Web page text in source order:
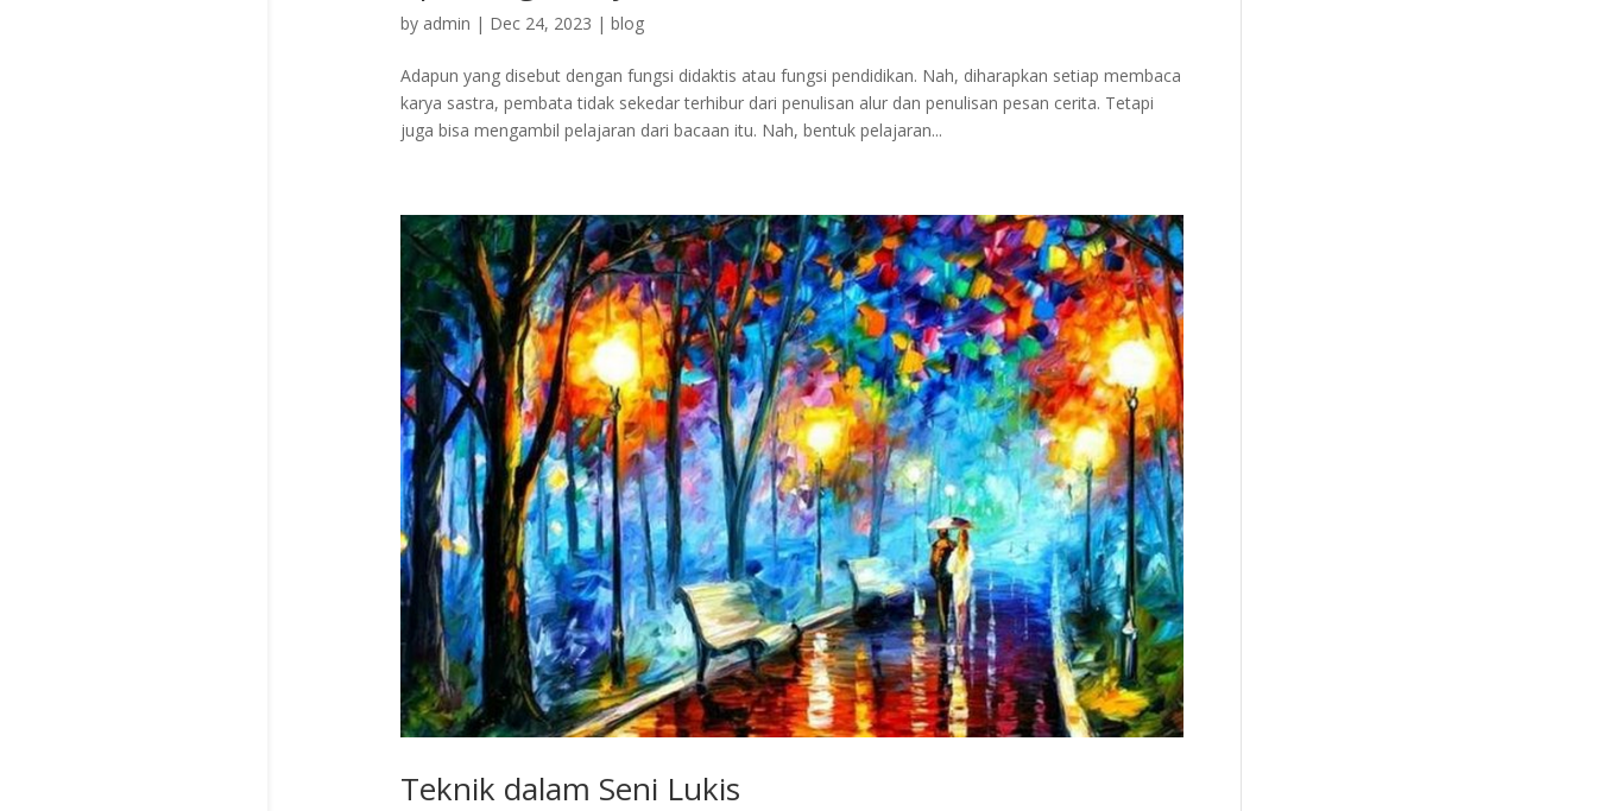
by admin | Dec 24, 2023 | blog
Adapun yang disebut dengan fungsi didaktis atau fungsi pendidikan. Nah, diharapkan setiap membaca
karya sastra, pembata tidak sekedar terhibur dari penulisan alur dan penulisan pesan cerita. Tetapi
juga bisa mengambil pelajaran dari bacaan itu. Nah, bentuk pelajaran...
Teknik dalam Seni Lukis